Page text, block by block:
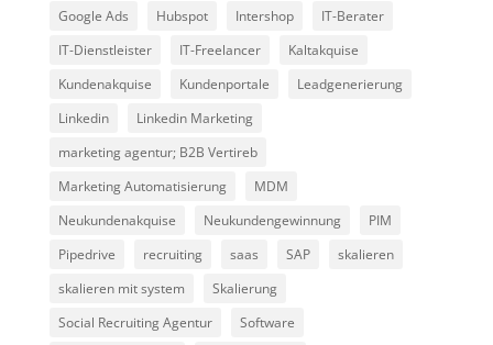
Google Ads
Hubspot Intershop
IT-Berater
IT-Dienstleister
IT-Freelancer
Kaltakquise
Kundenakquise
Kundenportale
Leadgenerierung
Linkedin
Linkedin Marketing
marketing agentur; B2B Vertireb
Marketing Automatisierung
MDM
Neukundenakquise
Neukundengewinnung
PIM
Pipedrive
recruiting saas SAP
skalieren
skalieren mit system
Skalierung
Social Recruiting Agentur
Software